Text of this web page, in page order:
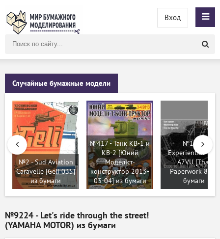
сайту
Вход
Случайные бумажные модели
№2 - Sud Aviation
Caravelle [Geli 035]
из бумаги
№417 - Танк КВ-1 и
КВ-2 [Юний
Моделіст-
конструктор 2013-
03-04] из бумаги
№125 -
Experiential Tank
A7VU [Thai
Paperwork 8] из
бумаги
№9224 - Let's ride through the street!
(YAMAHA MOTOR) из бумаги